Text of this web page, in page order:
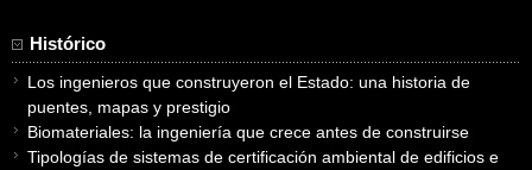
Histórico
Los ingenieros que construyeron el Estado: una historia de
puentes, mapas y prestigio
Biomateriales: la ingeniería que crece antes de construirse
Tipologías de sistemas de certificación ambiental de edificios e